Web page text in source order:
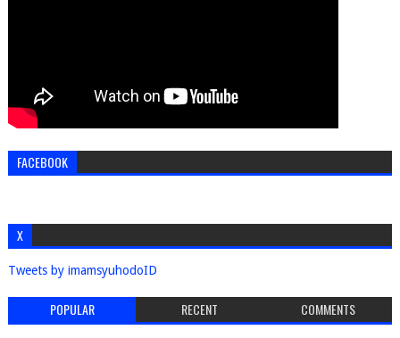
FACEBOOK
X
Tweets by imamsyuhodoID
POPULAR RECENT COMMENTS